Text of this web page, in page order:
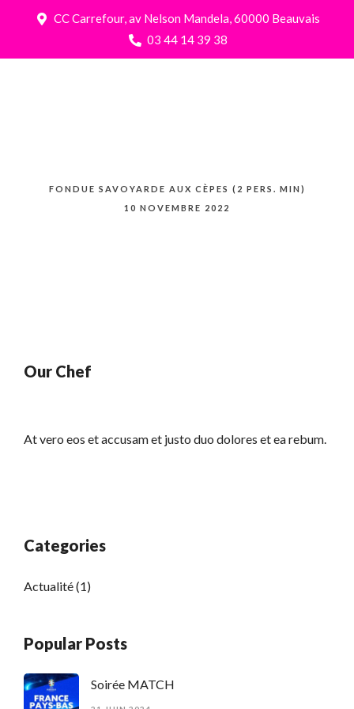
CC Carrefour, av Nelson Mandela, 60000 Beauvais
03 44 14 39 38
FONDUE SAVOYARDE AUX CÈPES (2 PERS. MIN)
10 NOVEMBRE 2022
Our Chef
At vero eos et accusam et justo duo dolores et ea rebum.
Categories
Actualité(1)
Popular Posts
Soirée MATCH